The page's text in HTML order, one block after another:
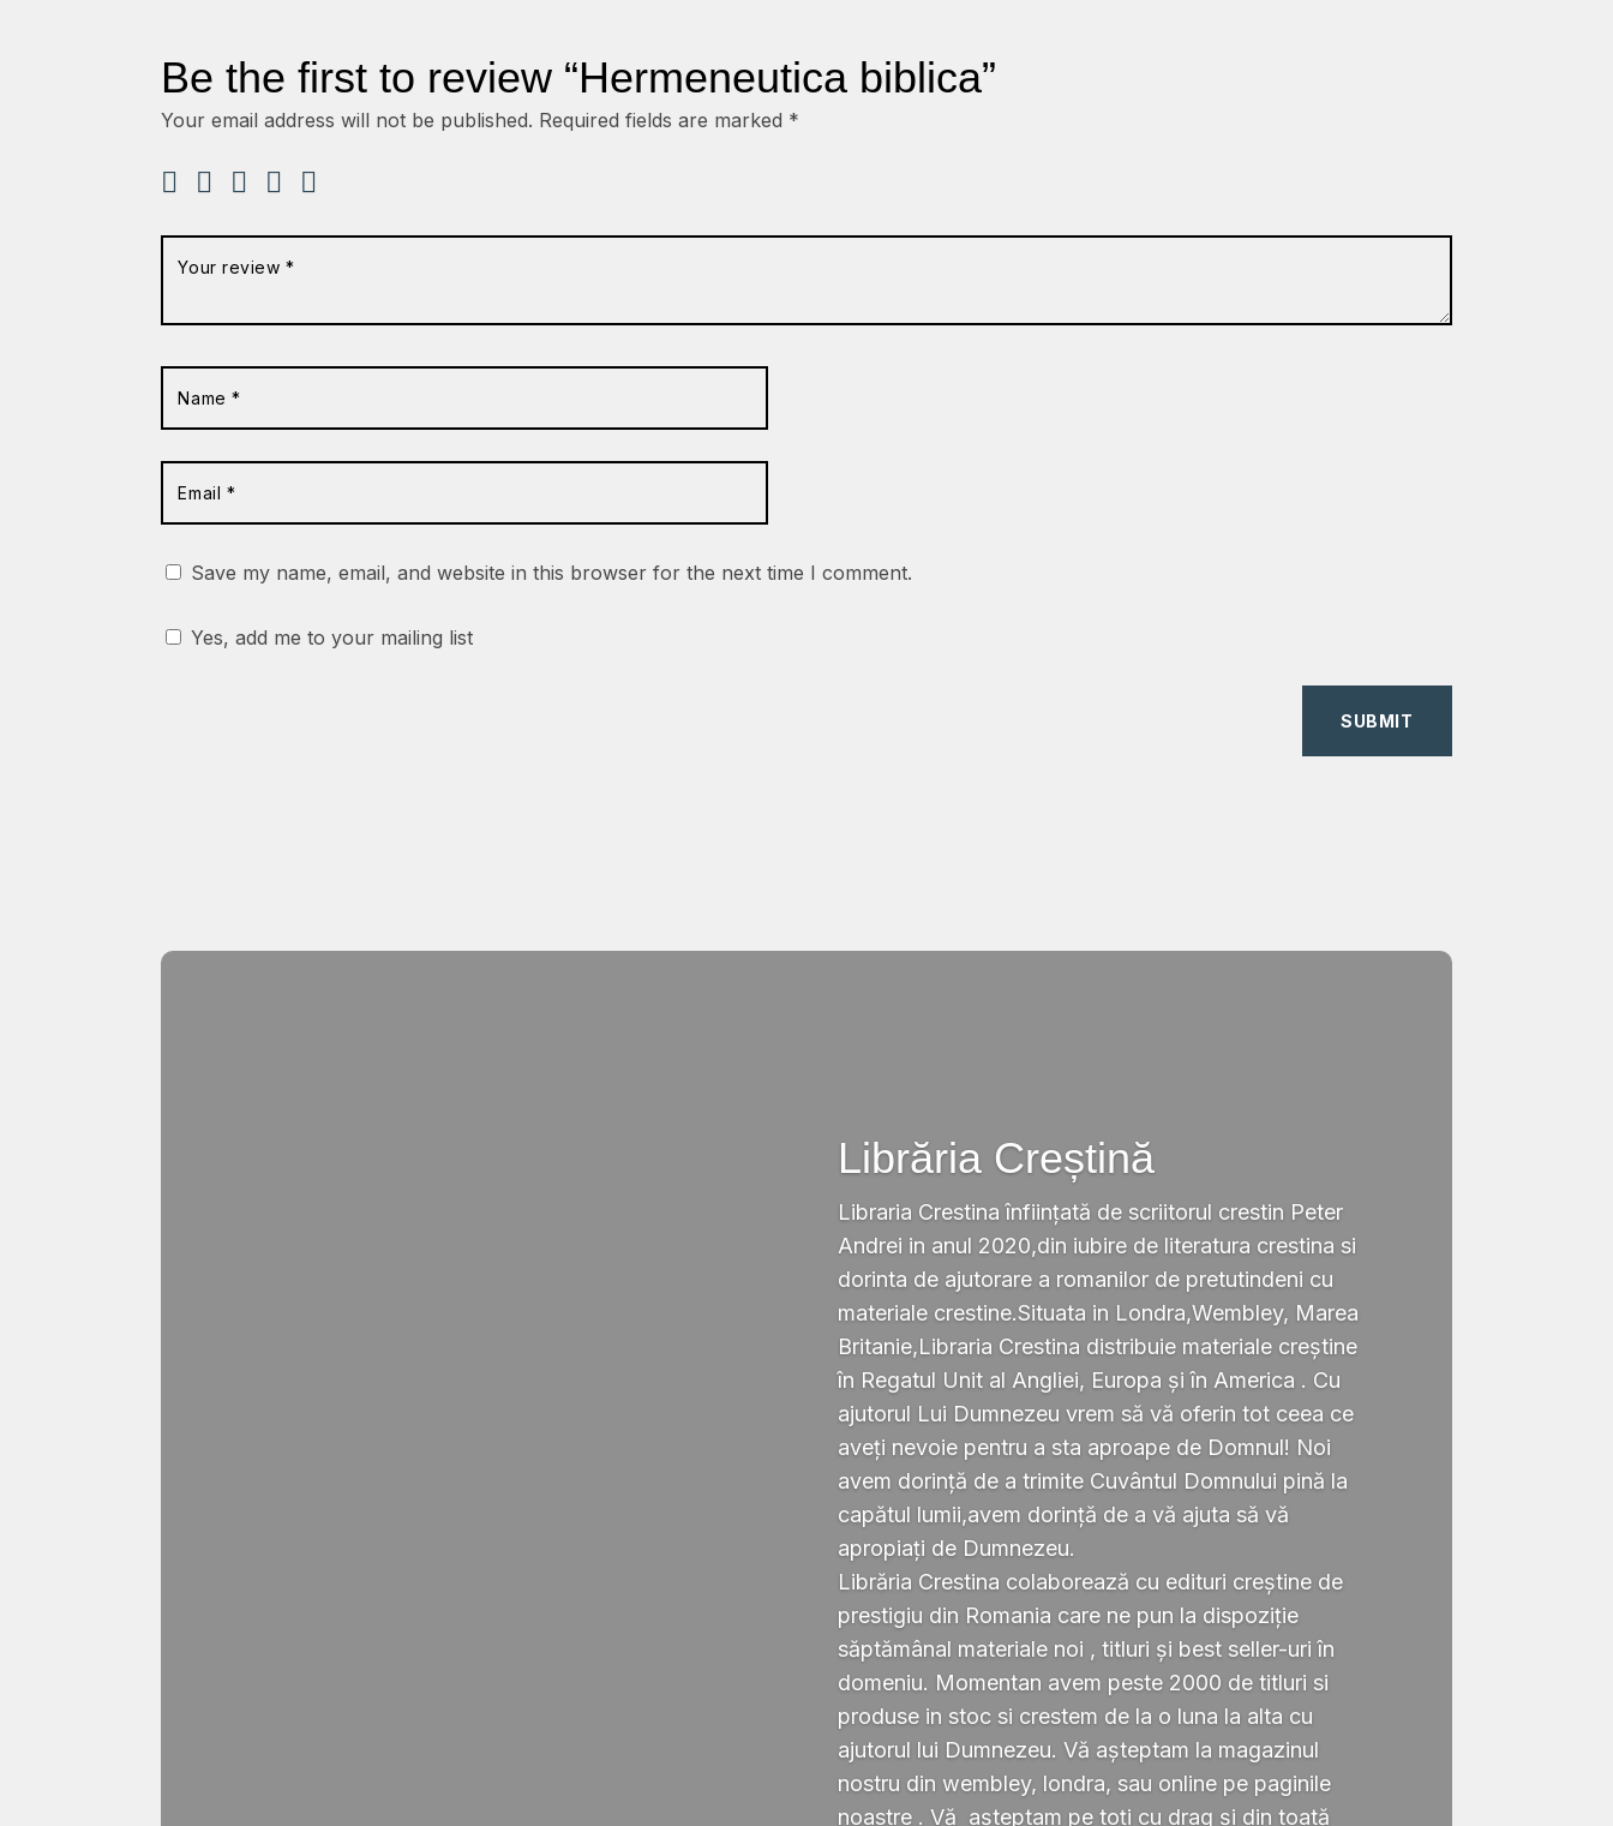
Be the first to review “Hermeneutica biblica”
Your email address will not be published. Required fields are marked *
Save my name, email, and website in this browser for the next time I comment.
Yes, add me to your mailing list
SUBMIT
Librăria Creștină
Libraria Crestina înființată de scriitorul crestin Peter
Andrei in anul 2020,din iubire de literatura crestina si
dorinta de ajutorare a romanilor de pretutindeni cu
materiale crestine.Situata in Londra,Wembley, Marea
Britanie,Libraria Crestina distribuie materiale creștine
în Regatul Unit al Angliei, Europa și în America . Cu
ajutorul Lui Dumnezeu vrem să vă oferin tot ceea ce
aveți nevoie pentru a sta aproape de Domnul! Noi
avem dorință de a trimite Cuvântul Domnului pină la
capătul lumii,avem dorință de a vă ajuta să vă
apropiați de Dumnezeu.
Librăria Crestina colaborează cu edituri creștine de
prestigiu din Romania care ne pun la dispoziție
săptămânal materiale noi , titluri și best seller-uri în
domeniu. Momentan avem peste 2000 de titluri si
produse in stoc si crestem de la o luna la alta cu
ajutorul lui Dumnezeu. Vă așteptam la magazinul
nostru din wembley, londra, sau online pe paginile
noastre . Vă așteptam pe toți cu drag și din toată